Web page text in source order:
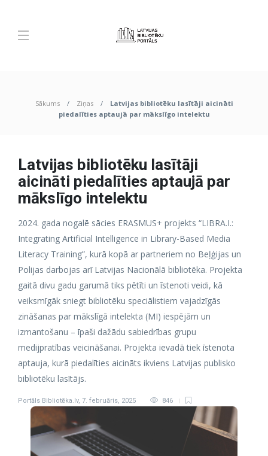
Sākums Ziņas
Latvijas bibliotēku lasītāji aicināti
piedalīties aptaujā par mākslīgo intelektu
Latvijas bibliotēku lasītāji
aicināti piedalīties aptaujā par
mākslīgo intelektu
2024. gada nogalē sācies ERASMUS+ projekts “LIBRA.I.:
Integrating Artificial Intelligence in Library-Based Media
Literacy Training”, kurā kopā ar partneriem no Beļģijas un
Polijas darbojas arī Latvijas Nacionālā bibliotēka. Projekta
gaitā divu gadu garumā tiks pētīti un īstenoti veidi, kā
veiksmīgāk sniegt bibliotēku speciālistiem vajadzīgās
zināšanas par mākslīgā intelekta (MI) iespējām un
izmantošanu – īpaši dažādu sabiedrības grupu
medijpratības veicināšanai. Projekta ievadā tiek īstenota
aptauja, kurā piedalīties aicināts ikviens Latvijas publisko
bibliotēku lasītājs.
Portāls Bibliotēka.lv, 7. februāris, 2025 846